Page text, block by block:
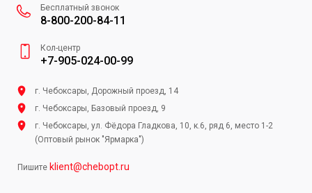
Бесплатный звонок
8-800-200-84-11
Кол-центр
+7-905-024-00-99
г. Чебоксары, Дорожный проезд, 14
г. Чебоксары, Базовый проезд, 9
г. Чебоксары, ул. Фёдора Гладкова, 10, к.6, ряд 6, место 1-2
(Оптовый рынок "Ярмарка")
Пишите klient@chebopt.ru